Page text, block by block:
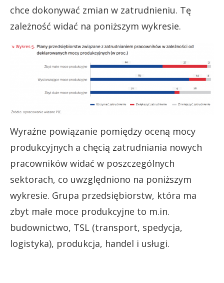
chce dokonywać zmian w zatrudnieniu. Tę
zależność widać na poniższym wykresie.
Wyraźne powiązanie pomiędzy oceną mocy
produkcyjnych a chęcią zatrudniania nowych
pracowników widać w poszczególnych
sektorach, co uwzględniono na poniższym
wykresie. Grupa przedsiębiorstw, która ma
zbyt małe moce produkcyjne to m.in.
budownictwo, TSL (transport, spedycja,
logistyka), produkcja, handel i usługi.